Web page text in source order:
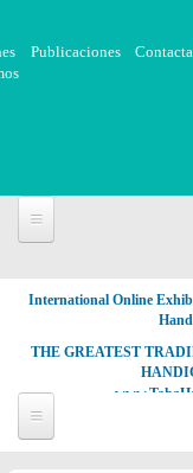
Publicaciones
International Online
THE GREATEST